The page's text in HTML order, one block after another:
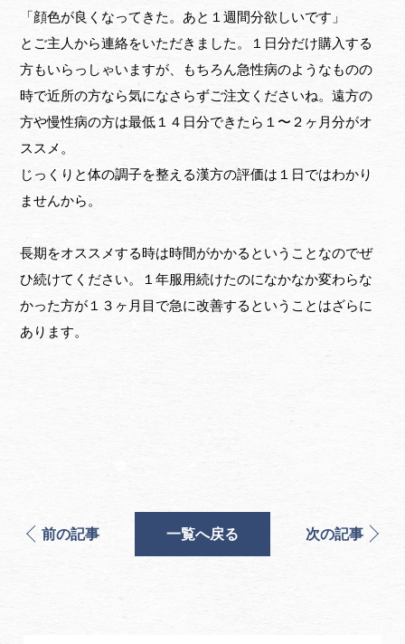
「顔色が良くなってきた。あと１週間分欲しいです」
とご主人から連絡をいただきました。１日分だけ購入する
方もいらっしゃいますが、もちろん急性病のようなものの
時で近所の方なら気になさらずご注文くださいね。遠方の
方や慢性病の方は最低１４日分できたら１〜２ヶ月分がオ
ススメ。
じっくりと体の調子を整える漢方の評価は１日ではわかり
ませんから。
長期をオススメする時は時間がかかるということなのでぜ
ひ続けてください。１年服用続けたのになかなか変わらな
かった方が１３ヶ月目で急に改善するということはざらに
あります。
前の記事 一覧へ戻る 次の記事